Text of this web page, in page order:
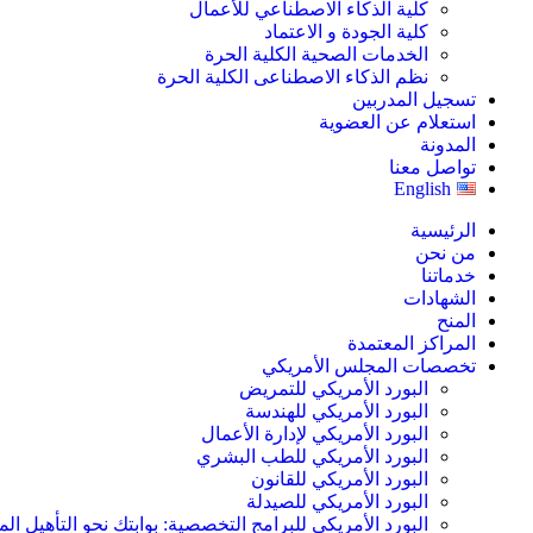
كلية الذكاء الاصطناعي للأعمال
كلية الجودة و الاعتماد
الخدمات الصحية الكلية الحرة
نظم الذكاء الاصطناعى الكلية الحرة
تسجيل المدربين
استعلام عن العضوية
المدونة
تواصل معنا
English
الرئيسية
من نحن
خدماتنا
الشهادات
المنح
المراكز المعتمدة
تخصصات المجلس الأمريكي
البورد الأمريكي للتمريض
البورد الأمريكي للهندسة
البورد الأمريكي لإدارة الأعمال
البورد الأمريكي للطب البشري
البورد الأمريكي للقانون
البورد الأمريكي للصيدلة
البورد الأمريكي للبرامج التخصصية: بوابتك نحو التأهيل